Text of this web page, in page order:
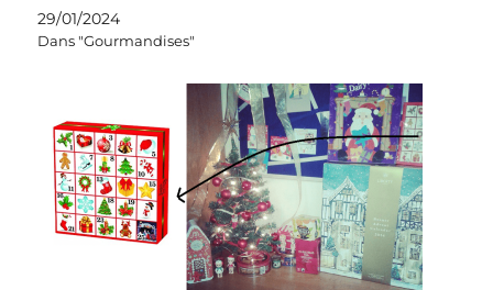
29/01/2024
Dans "Gourmandises"